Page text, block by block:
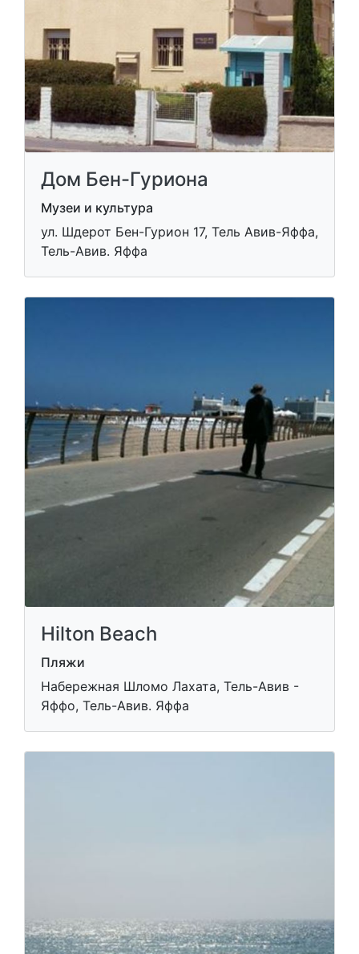
Дом Бен-Гуриона
Музеи и культура
ул. Шдерот Бен-Гурион 17, Тель Авив-Яффа,
Тель-Авив. Яффа
Hilton Beach
Пляжи
Набережная Шломо Лахата, Тель-Авив -
Яффо, Тель-Авив. Яффа